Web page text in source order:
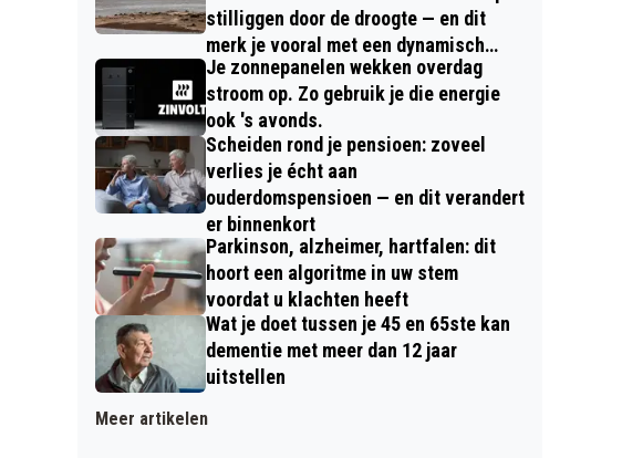
stilliggen door de droogte — en dit
merk je vooral met een dynamisch
contract
Je zonnepanelen wekken overdag
stroom op. Zo gebruik je die energie
ook 's avonds.
Scheiden rond je pensioen: zoveel
verlies je écht aan
ouderdomspensioen — en dit verandert
er binnenkort
Parkinson, alzheimer, hartfalen: dit
hoort een algoritme in uw stem
voordat u klachten heeft
Wat je doet tussen je 45 en 65ste kan
dementie met meer dan 12 jaar
uitstellen
Meer artikelen